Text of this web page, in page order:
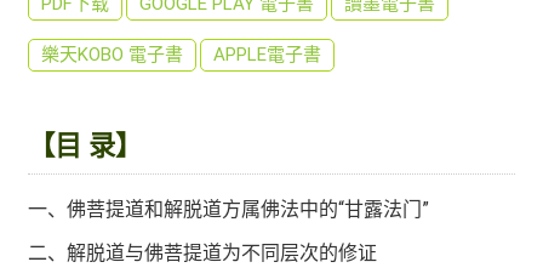
樂天KOBO 電子書 APPLE電子書
【目 录】
一、佛菩提道和解脱道方属佛法中的“甘露法门”
二、解脱道与佛菩提道为不同层次的修证